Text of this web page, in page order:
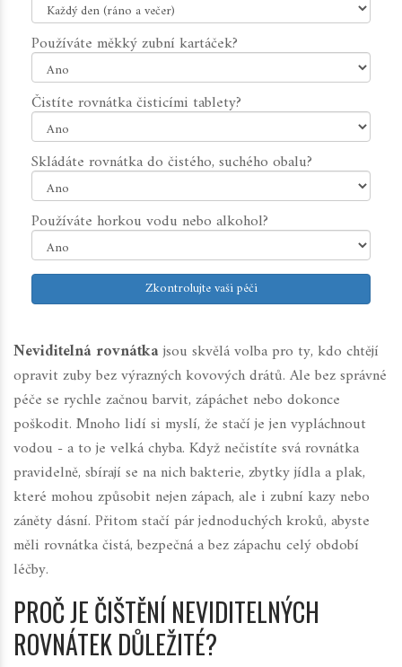
Používáte měkký zubní kartáček?
Čistíte rovnátka čisticími tablety?
Skládáte rovnátka do čistého, suchého obalu?
Používáte horkou vodu nebo alkohol?
Zkontrolujte vaši péči
Neviditelná rovnátkajsou skvělá volba pro ty, kdo chtějí
opravit zuby bez výrazných kovových drátů. Ale bez správné
péče se rychle začnou barvit, zápáchet nebo dokonce
poškodit. Mnoho lidí si myslí, že stačí je jen vypláchnout
vodou - a to je velká chyba. Když nečistíte svá rovnátka
pravidelně, sbírají se na nich bakterie, zbytky jídla a plak,
které mohou způsobit nejen zápach, ale i zubní kazy nebo
záněty dásní. Přitom stačí pár jednoduchých kroků, abyste
měli rovnátka čistá, bezpečná a bez zápachu celý období
léčby.
PROČ JE ČIŠTĚNÍ NEVIDITELNÝCH
ROVNÁTEK DŮLEŽITÉ?